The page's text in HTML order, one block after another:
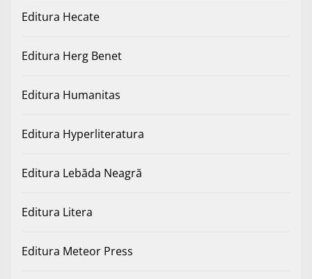
Editura Hecate
Editura Herg Benet
Editura Humanitas
Editura Hyperliteratura
Editura Lebăda Neagră
Editura Litera
Editura Meteor Press